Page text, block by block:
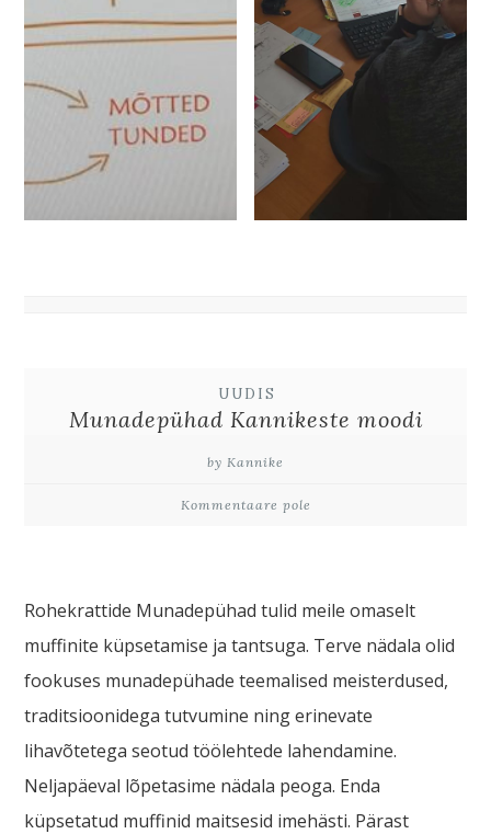
UUDIS
Munadepühad Kannikeste moodi
by Kannike
Kommentaare pole
Rohekrattide Munadepühad tulid meile omaselt
muffinite küpsetamise ja tantsuga. Terve nädala olid
fookuses munadepühade teemalised meisterdused,
traditsioonidega tutvumine ning erinevate
lihavõtetega seotud töölehtede lahendamine.
Neljapäeval lõpetasime nädala peoga. Enda
küpsetatud muffinid maitsesid imehästi. Pärast